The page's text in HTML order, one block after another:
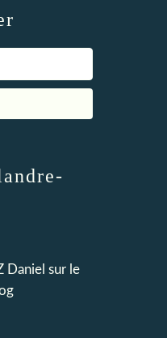
Daniel sur le